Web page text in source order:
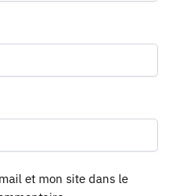
et mon site dans le